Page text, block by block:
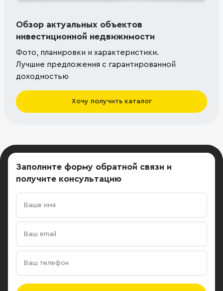
Обзор актуальных объектов
инвестиционной недвижимости
Фото, планировки и характеристики.
Лучшие предложения с гарантированной
доходностью
Хочу получить каталог
Заполните форму обратной связи и
получите консультацию